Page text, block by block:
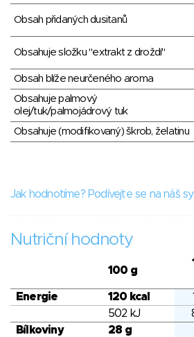
Obsah přidaných dusitanů
Obsahuje složku "extrakt z droždí"
Obsah blíže neurčeného aroma
Obsahuje palmový
olej/tuk/palmojádrový tuk
Obsahuje (modifikovaný) škrob, želatinu
Jak hodnotíme? Podívejte se na náš
Nutriční hodnoty
100 g
Energie 120 kcal
502 kJ
Bílkoviny
28 g